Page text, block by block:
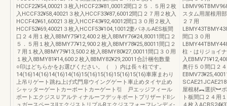
HCCF22¥54,00021３枚入HCCF23¥81,00012間口２５．５用２枚
入HCCF32¥58,40021３枚入HCCF33¥87,60012間口２７用２枚入
HCCF42¥61,60021３枚入HCCF43¥92,40012間口３０用２枚入
HCCF52¥69,40021３枚入HCCF53¥104,10012妻パネルAES板間
口２４用１枚入8BMY75¥12,400２枚入8BMY76¥24,80011間口２
５．５用１枚入8BMY77¥12,900２枚入8BMY78¥25,80011間口２
７用１枚入8BMY79¥13,500２枚入8BMY80¥27,00011間口３０用
１枚入8BMY81¥14,600２枚入8BMY82¥29,20011合計梱包数量
○印はどちらかをお選びください。（ ）内は長々柱です。
14(16)14(16)14(16)14(16)15(16)15(16)15(16)15(16)車庫まわり
上吊りゲート跳ね上げ式門扉ウイングゲート車止めタイヤ止め
シャッターゲートカーポートカーゲート引 戸エッジフィール
ポートエクジスＵアルティナルーフデッキポートブリザードⅡシ
ュガースペースⅡエクジストリプルRエクジスフォーフレンディ-
スタム用屋根用
２７用
間口３０用
柱・はりジョイ
入
奥行５０間口２
屋根材︻選択︼
ト板間口２４用
４枚入